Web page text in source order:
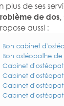
plus de ses
de dos,
aussi :
Bon cabinet
Bon ostéopathe
Cabinet
Cabinet
Cabinet
Cabinet